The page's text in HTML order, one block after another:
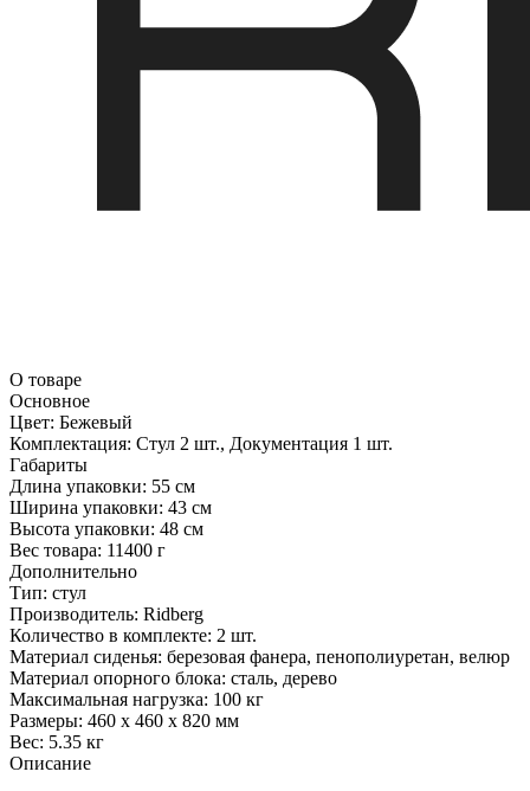
О товаре
Основное
Цвет: Бежевый
Комплектация: Стул 2 шт., Документация 1 шт.
Габариты
Длина упаковки: 55 см
Ширина упаковки: 43 см
Высота упаковки: 48 см
Вес товара: 11400 г
Дополнительно
Тип: стул
Производитель: Ridberg
Количество в комплекте: 2 шт.
Материал сиденья: березовая фанера, пенополиуретан, велюр
Материал опорного блока: сталь, дерево
Максимальная нагрузка: 100 кг
Размеры: 460 x 460 x 820 мм
Вес: 5.35 кг
Описание